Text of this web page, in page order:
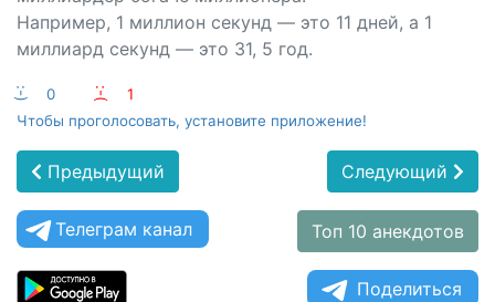
Например, 1 миллион секунд — это 11 дней, а 1
миллиард секунд — это 31, 5 год.
:-) 0 :-(
1
Чтобы проголосовать, установите приложение!
Предыдущий Следующий
Телеграм канал Топ 10 анекдотов
Поделиться